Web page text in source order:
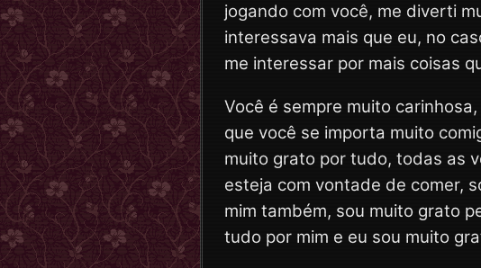
jogando com você, me diverti
interessava mais que eu, no
me interessar por mais coisas
Você é sempre muito
que você se importa muito
muito grato por tudo, todas as
esteja com vontade de comer,
mim também, sou muito grato
tudo por mim e eu sou muito